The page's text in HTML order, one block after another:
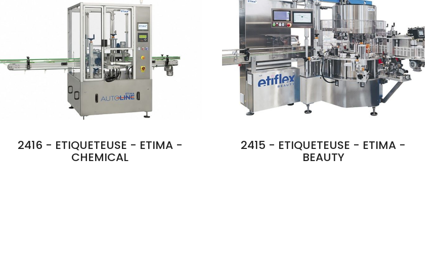
2416 - ETIQUETEUSE - ETIMA -
CHEMICAL
2415 - ETIQUETEUSE - ETIMA -
BEAUTY